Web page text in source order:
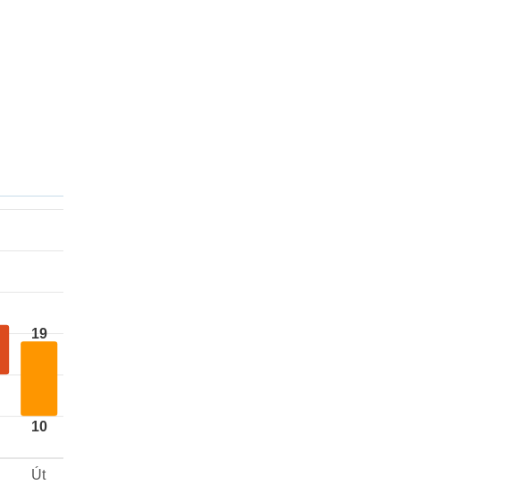
19
10
Út